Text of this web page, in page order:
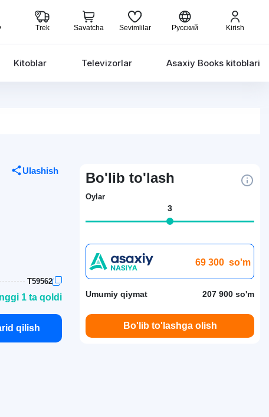
Trek Savatcha Sevimlilar Русский Kirish
Kitoblar Televizorlar Asaxiy Books kitoblari
Ulashish
T59562
1 ta qoldi
qilish
Bo'lib to'lash
Oylar
3
69 300 so'm
Umumiy qiymat 207 900 so'm
Bo'lib to'lashga olish